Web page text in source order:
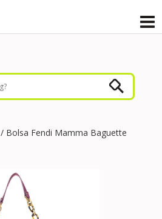
/ Bolsa Fendi Mamma Baguette